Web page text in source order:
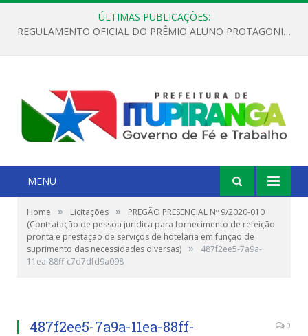
ÚLTIMAS PUBLICAÇÕES:
REGULAMENTO OFICIAL DO PRÊMIO ALUNO PROTAGONISTA – EDIÇÃO 2026
MENU
Home » Licitações »
PREGÃO PRESENCIAL Nº 9/2020-010
(Contratação de pessoa jurídica para fornecimento de refeição
pronta e prestação de serviços de hotelaria em função de
suprimento das necessidades diversas) »
487f2ee5-7a9a-
11ea-88ff-c7d7dfd9a098
487f2ee5-7a9a-11ea-88ff-
0